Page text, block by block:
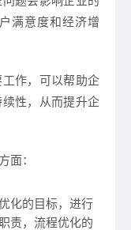
满意度和经济增
作，可以帮助企
性，从而提升企
面：
化的目标，进行
责，流程优化的